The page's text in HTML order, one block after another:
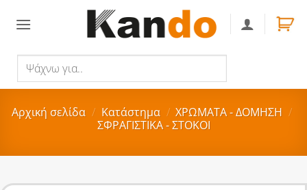
για..
Αρχική σελίδα / Κατάστημα / ΧΡΩΜΑΤΑ - ΔΟΜΗΣΗ /
ΣΦΡΑΓΙΣΤΙΚΑ - ΣΤΟΚΟΙ